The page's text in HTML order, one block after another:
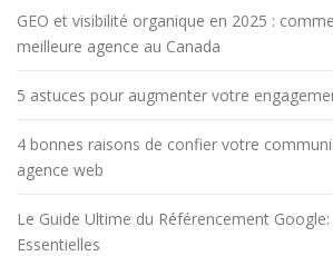
GEO et visibilité organique en 2025 :
meilleure agence au Canada
5 astuces pour augmenter votre
4 bonnes raisons de confier votre
agence web
Le Guide Ultime du Référencement
Essentielles